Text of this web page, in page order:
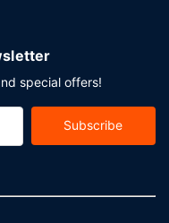
special offers!
Subscribe